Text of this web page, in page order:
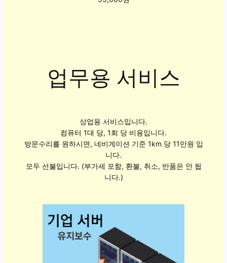
업무용 서비스
상업용 서비스입니다.
컴퓨터 1대 당, 1회 당 비용입니다.
방문수리를 원하시면, 네비게이션 기준 1km 당 11만원 입
니다.
모두 선불입니다. (부가세 포함, 환불, 취소, 반품은 안 됩
니다.)